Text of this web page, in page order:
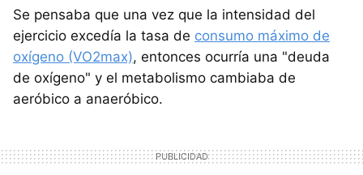
Se pensaba que una vez que la intensidad del
ejercicio excedía la tasa de consumo máximo de
oxígeno (VO2max), entonces ocurría una "deuda
de oxígeno" y el metabolismo cambiaba de
aeróbico a anaeróbico.